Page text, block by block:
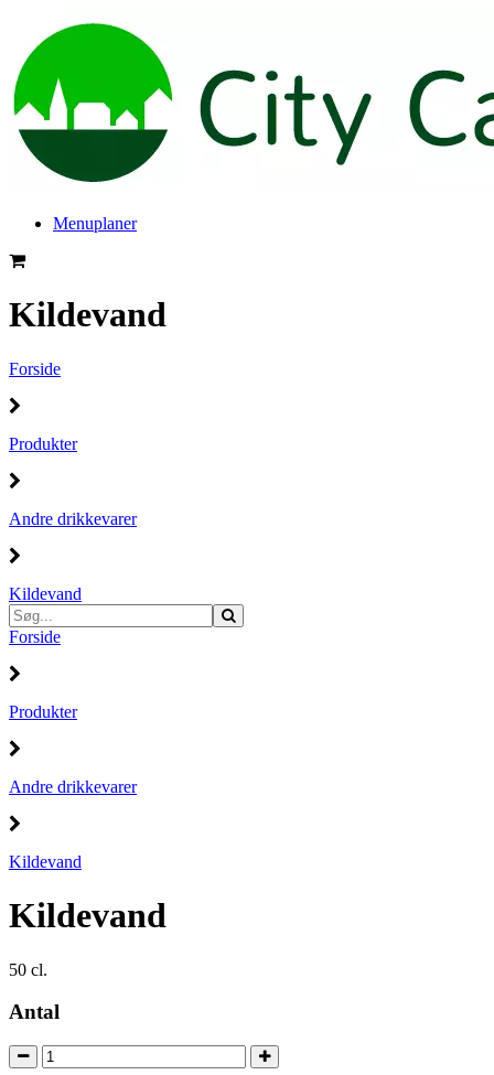
Menuplaner
Kildevand
Forside
Produkter
Andre drikkevarer
Kildevand
Forside
Produkter
Andre drikkevarer
Kildevand
Kildevand
50 cl.
Antal